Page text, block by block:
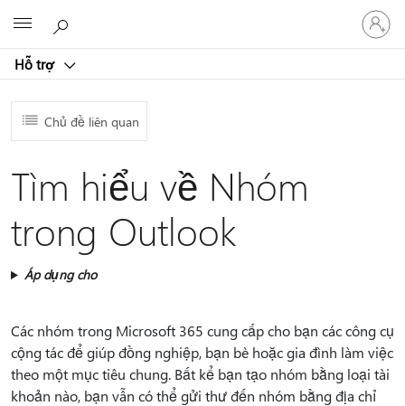
Hỗ trợ
Đăng
nhập
tài
Chủ đề liên quan
Tìm hiểu về Nhóm
trong Outlook
Áp dụng cho
Các nhóm trong Microsoft 365 cung cấp cho bạn các công cụ
cộng tác để giúp đồng nghiệp, bạn bè hoặc gia đình làm việc
theo một mục tiêu chung. Bất kể bạn tạo nhóm bằng loại tài
khoản nào, bạn vẫn có thể gửi thư đến nhóm bằng địa chỉ